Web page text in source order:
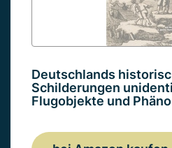
Deutschlands
Schilderungen
Flugobjekte und